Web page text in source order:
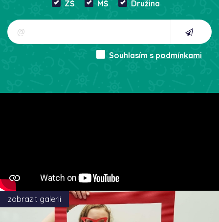
ZŠ MŠ Družina
Souhlasím s podmínkami
zobrazit galerii